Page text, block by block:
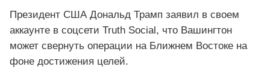
Президент США Дональд Трамп заявил в своем
аккаунте в соцсети Truth Social, что Вашингтон
может свернуть операции на Ближнем Востоке на
фоне достижения целей.